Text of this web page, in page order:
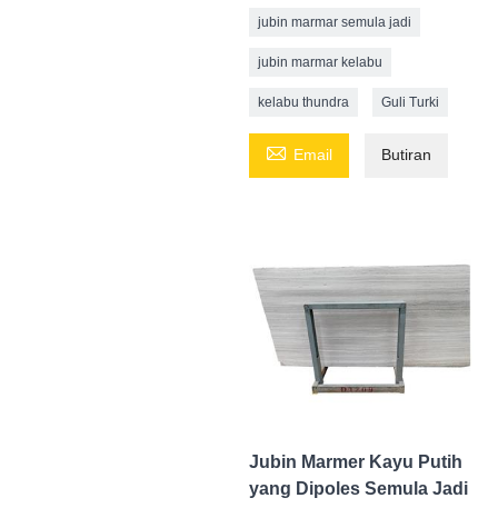
jubin marmar semula jadi
jubin marmar kelabu
kelabu thundra
Guli Turki
 Email Butiran
Jubin Marmer Kayu Putih
yang Dipoles Semula Jadi